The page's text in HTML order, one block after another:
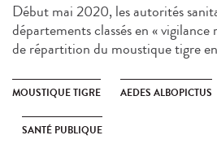
Début mai 2020, les autorités
départements classés en «
de répartition du moustique tigre
MOUSTIQUE TIGRE AEDES ALBOPICTUS
SANTÉ PUBLIQUE